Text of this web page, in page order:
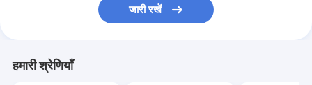
फ़िल्टर वेल्डिंग मशीन
जारी रखें
हमारी श्रेणियाँ